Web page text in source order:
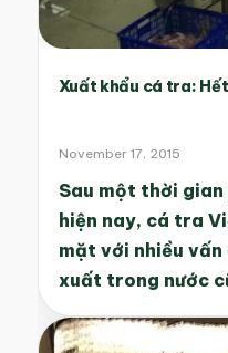
Xuất khẩu cá tra:
November 17, 2015
Sau một thời
hiện nay, cá tra
mặt với nhiều vấn
xuất trong nước